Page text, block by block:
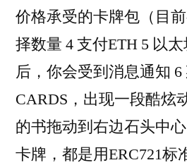
价格承受的卡牌包（目
择数量 4 支付ETH 5 以
后，你会受到消息通知 6
CARDS，出现一段酷炫
的书拖动到右边石头中
卡牌，都是用ERC721标